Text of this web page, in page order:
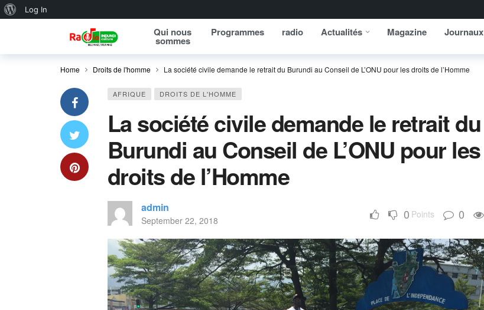
About WordPress
Log In
Qui nous
sommes
Programmes radio Actualités Magazine Journaux
Home Droits de l'homme La société civile demande le retrait du Burundi au Conseil de L’ONU pour les droits de l’Homme
AFRIQUE DROITS DE L'HOMME
La société civile demande le retrait du
Burundi au Conseil de L’ONU pour les
droits de l’Homme
admin
September 22, 2018 0 Points 0